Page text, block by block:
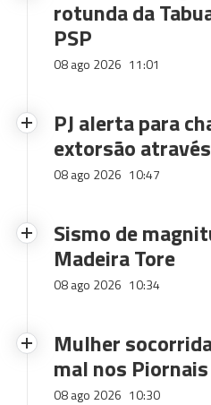
rotunda da
PSP
08 ago 2026 11:01
PJ alerta para
extorsão
08 ago 2026 10:47
Sismo de
Madeira Tore
08 ago 2026 10:34
Mulher
mal nos Piornais
08 ago 2026 10:30